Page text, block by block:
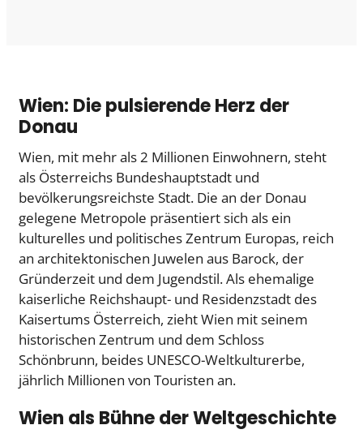
Wien: Die pulsierende Herz der
Donau
Wien, mit mehr als 2 Millionen Einwohnern, steht
als Österreichs Bundeshauptstadt und
bevölkerungsreichste Stadt. Die an der Donau
gelegene Metropole präsentiert sich als ein
kulturelles und politisches Zentrum Europas, reich
an architektonischen Juwelen aus Barock, der
Gründerzeit und dem Jugendstil. Als ehemalige
kaiserliche Reichshaupt- und Residenzstadt des
Kaisertums Österreich, zieht Wien mit seinem
historischen Zentrum und dem Schloss
Schönbrunn, beides UNESCO-Weltkulturerbe,
jährlich Millionen von Touristen an.
Wien als Bühne der Weltgeschichte